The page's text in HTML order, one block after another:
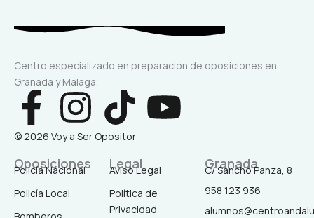
Centro especializado en preparación de oposiciones en
Granada y Málaga.
F
a
c
I
n
s
T
i
k
Y
© 2026 Voy a Ser Opositor
Oposiciones
Policía Nacional
Policía Local
Legal
Aviso Legal
Política de
Privacidad
Granada
C/ Sancho Panza, 8
958 123 936